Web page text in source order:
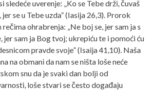
sledeće uverenje: „Ko se Tebe drži, čuvaš
se u Tebe uzda” (Iasija 26,3). Prorok
ohrabrenja: „Ne boj se, jer sam ja s
jer sam ja Bog tvoj; ukrepiću te i pomoći ću
pravde svoje” (Isaija 41,10). Naša
na obmani da nam se ništa loše neće
snu da je svaki dan bolji od
loše stvari se često događaju